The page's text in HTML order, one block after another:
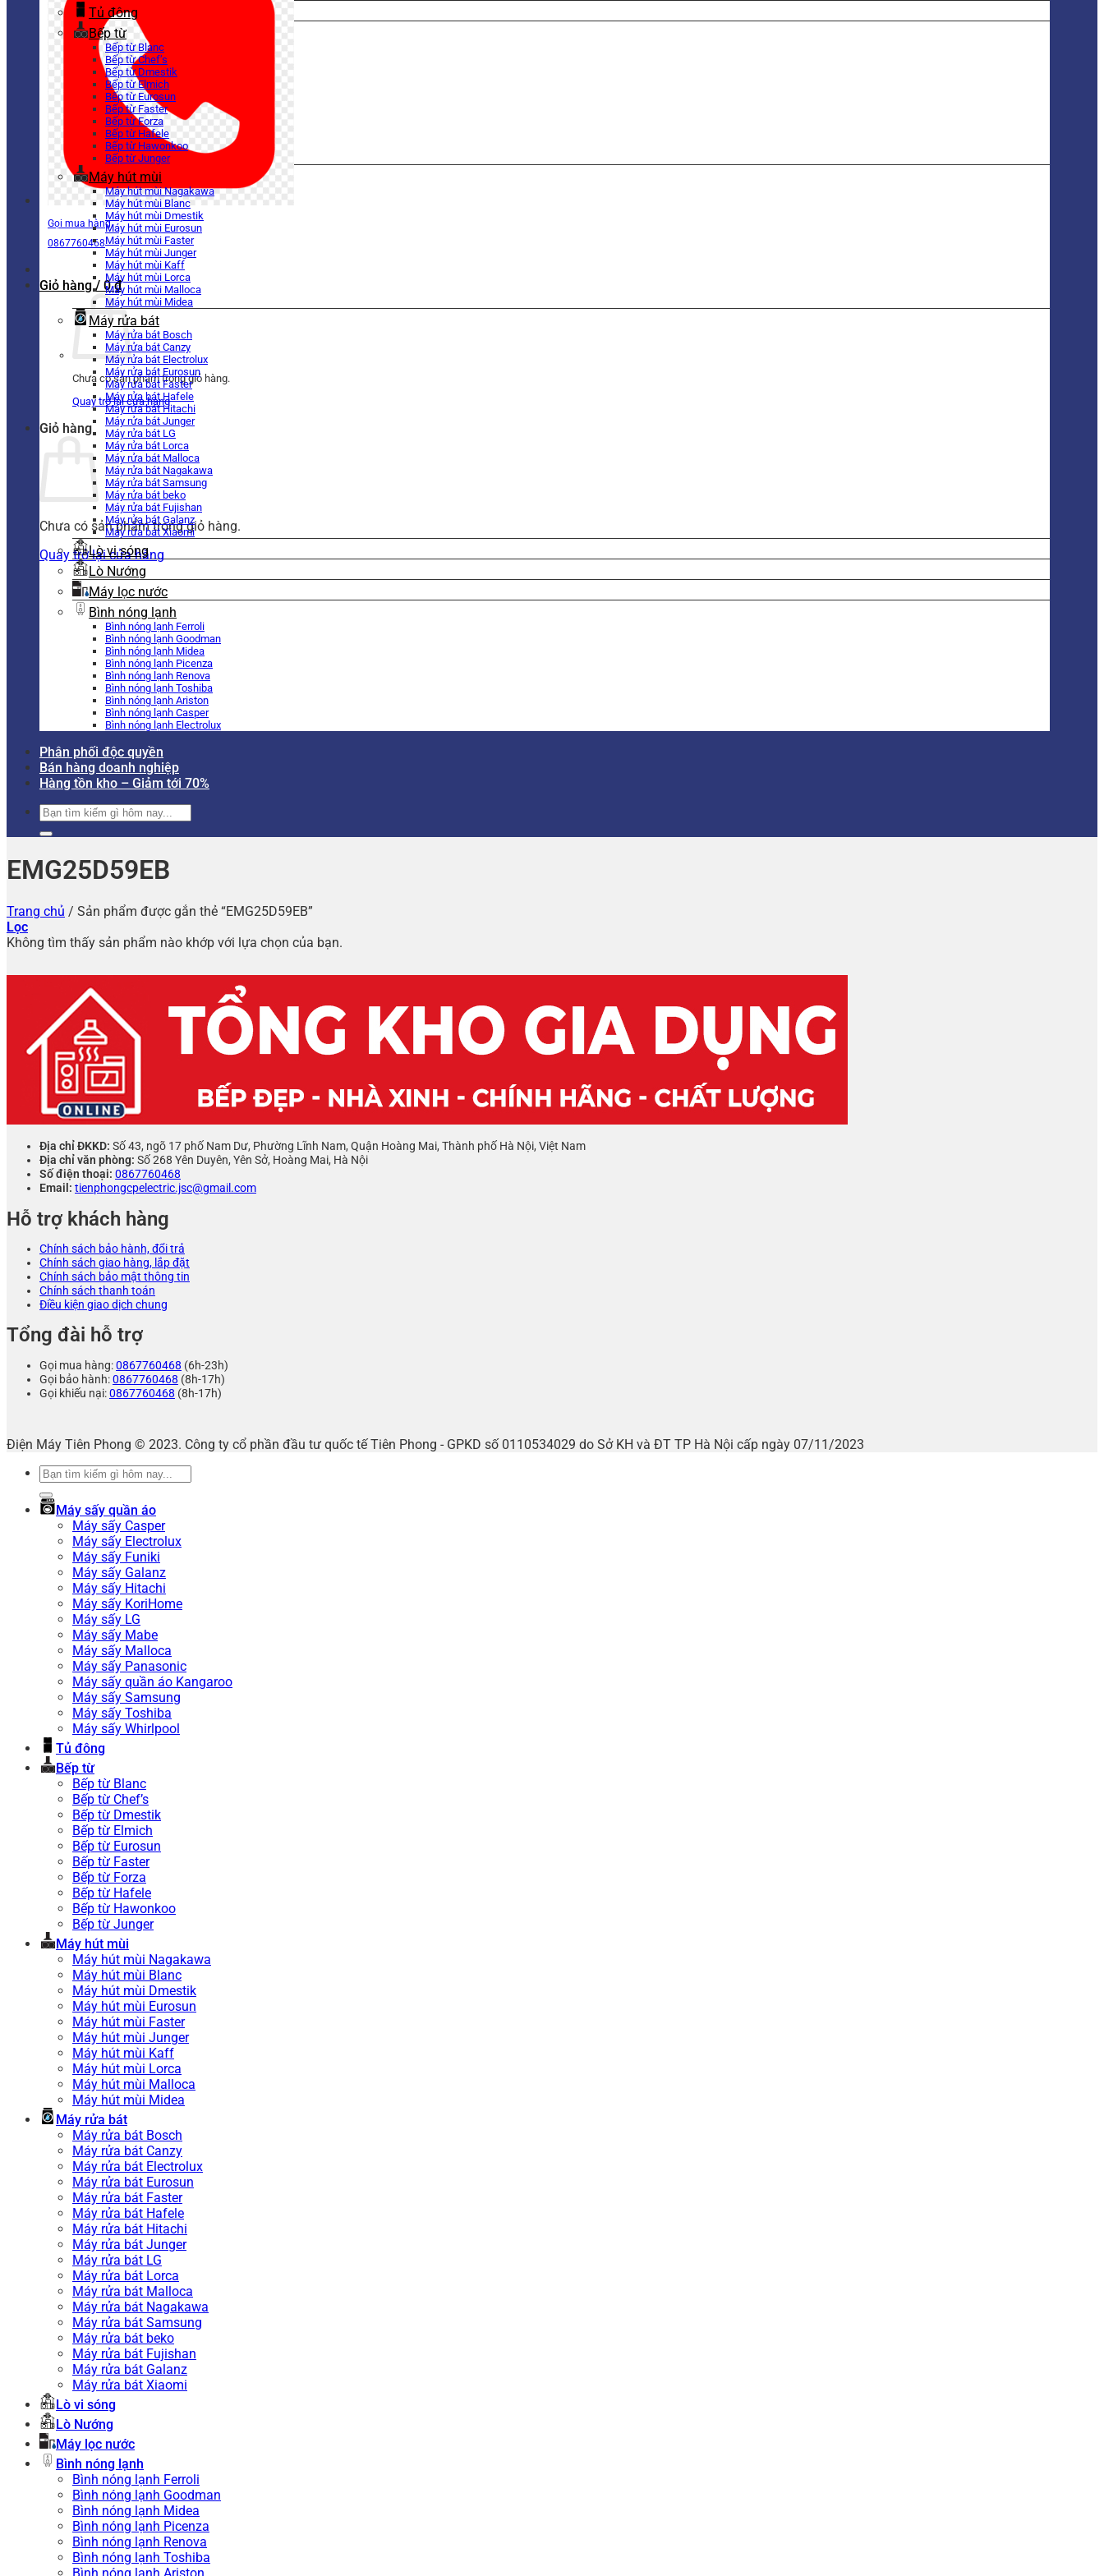
Gọi mua hàng
0867760468
Giỏ hàng / 0₫
Chưa có sản phẩm trong giỏ hàng.
Quay trở lại cửa hàng
Giỏ hàng
Chưa có sản phẩm trong giỏ hàng.
Quay trở lại cửa hàng
Tủ đông
Bếp từ
Bếp từ Blanc
Bếp từ Chef’s
Bếp từ Dmestik
Bếp từ Elmich
Bếp từ Eurosun
Bếp từ Faster
Bếp từ Forza
Bếp từ Hafele
Bếp từ Hawonkoo
Bếp từ Junger
Máy hút mùi
Máy hút mùi Nagakawa
Máy hút mùi Blanc
Máy hút mùi Dmestik
Máy hút mùi Eurosun
Máy hút mùi Faster
Máy hút mùi Junger
Máy hút mùi Kaff
Máy hút mùi Lorca
Máy hút mùi Malloca
Máy hút mùi Midea
Máy rửa bát
Máy rửa bát Bosch
Máy rửa bát Canzy
Máy rửa bát Electrolux
Máy rửa bát Eurosun
Máy rửa bát Faster
Máy rửa bát Hafele
Máy rửa bát Hitachi
Máy rửa bát Junger
Máy rửa bát LG
Máy rửa bát Lorca
Máy rửa bát Malloca
Máy rửa bát Nagakawa
Máy rửa bát Samsung
Máy rửa bát beko
Máy rửa bát Fujishan
Máy rửa bát Galanz
Máy rửa bát Xiaomi
Lò vi sóng
Lò Nướng
Máy lọc nước
Bình nóng lạnh
Bình nóng lạnh Ferroli
Bình nóng lạnh Goodman
Bình nóng lạnh Midea
Bình nóng lạnh Picenza
Bình nóng lạnh Renova
Bình nóng lạnh Toshiba
Bình nóng lạnh Ariston
Bình nóng lạnh Casper
Bình nóng lạnh Electrolux
Phân phối độc quyền
Bán hàng doanh nghiệp
Hàng tồn kho – Giảm tới 70%
Tìm
kiếm:
EMG25D59EB
Trang chủ / Sản phẩm được gắn thẻ “EMG25D59EB”
Lọc
Không tìm thấy sản phẩm nào khớp với lựa chọn của bạn.
Địa chỉ ĐKKD: Số 43, ngõ 17 phố Nam Dư, Phường Lĩnh Nam, Quận Hoàng Mai, Thành phố Hà Nội, Việt Nam
Địa chỉ văn phòng: Số 268 Yên Duyên, Yên Sở, Hoàng Mai, Hà Nội
Số điện thoại: 0867760468
Email: tienphongcpelectric.jsc@gmail.com
Hỗ trợ khách hàng
Chính sách bảo hành, đổi trả
Chính sách giao hàng, lắp đặt
Chính sách bảo mật thông tin
Chính sách thanh toán
Điều kiện giao dịch chung
Tổng đài hỗ trợ
Gọi mua hàng:0867760468 (6h-23h)
Gọi bảo hành:0867760468 (8h-17h)
Gọi khiếu nại:0867760468 (8h-17h)
Điện Máy Tiên Phong © 2023. Công ty cổ phần đầu tư quốc tế Tiên Phong - GPKD số 0110534029 do Sở KH và ĐT TP Hà Nội cấp ngày 07/11/2023
Tìm
Máy sấy quần áo
Máy sấy Casper
Máy sấy Electrolux
Máy sấy Funiki
Máy sấy Galanz
Máy sấy Hitachi
Máy sấy KoriHome
Máy sấy LG
Máy sấy Mabe
Máy sấy Malloca
Máy sấy Panasonic
Máy sấy quần áo Kangaroo
Máy sấy Samsung
Máy sấy Toshiba
Máy sấy Whirlpool
Tủ đông
Bếp từ
Bếp từ Blanc
Bếp từ Chef’s
Bếp từ Dmestik
Bếp từ Elmich
Bếp từ Eurosun
Bếp từ Faster
Bếp từ Forza
Bếp từ Hafele
Bếp từ Hawonkoo
Bếp từ Junger
Máy hút mùi
Máy hút mùi Nagakawa
Máy hút mùi Blanc
Máy hút mùi Dmestik
Máy hút mùi Eurosun
Máy hút mùi Faster
Máy hút mùi Junger
Máy hút mùi Kaff
Máy hút mùi Lorca
Máy hút mùi Malloca
Máy hút mùi Midea
Máy rửa bát
Máy rửa bát Bosch
Máy rửa bát Canzy
Máy rửa bát Electrolux
Máy rửa bát Eurosun
Máy rửa bát Faster
Máy rửa bát Hafele
Máy rửa bát Hitachi
Máy rửa bát Junger
Máy rửa bát LG
Máy rửa bát Lorca
Máy rửa bát Malloca
Máy rửa bát Nagakawa
Máy rửa bát Samsung
Máy rửa bát beko
Máy rửa bát Fujishan
Máy rửa bát Galanz
Máy rửa bát Xiaomi
Lò vi sóng
Lò Nướng
Máy lọc nước
Bình nóng lạnh
Bình nóng lạnh Ferroli
Bình nóng lạnh Goodman
Bình nóng lạnh Midea
Bình nóng lạnh Picenza
Bình nóng lạnh Renova
Bình nóng lạnh Toshiba